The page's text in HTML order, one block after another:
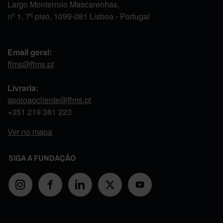
Largo Monterroio Mascarenhas,
nº 1, 7º piso, 1099-081 Lisboa - Portugal
Email geral:
ffms@ffms.pt
Livraria:
apoioaocliente@ffms.pt
+351 219 381 223
Ver no mapa
SIGA A FUNDAÇÃO